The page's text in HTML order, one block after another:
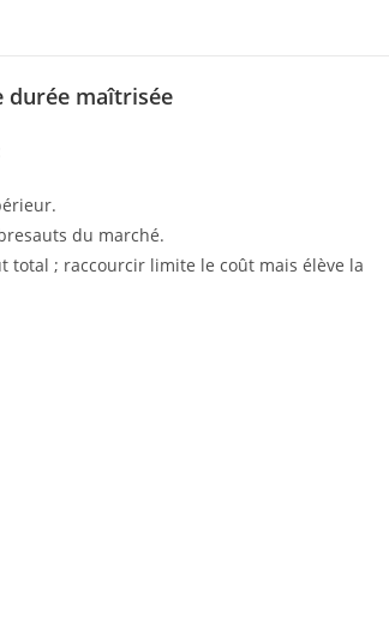
durée maîtrisée
du marché.
total ; raccourcir limite le coût mais élève la